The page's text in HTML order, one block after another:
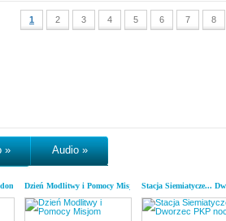
1 2 3 4 5 6 7 8
» Audio »
Dzień Modlitwy i Pomocy MisjomStacja Siemiatycze...